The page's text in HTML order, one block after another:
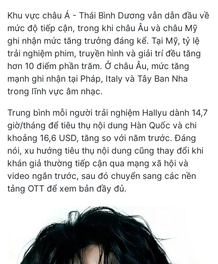
Khu vực châu Á - Thái Bình Dương vẫn dẫn đầu về
mức độ tiếp cận, trong khi châu Âu và châu Mỹ
ghi nhận mức tăng trưởng đáng kể. Tại Mỹ, tỷ lệ
trải nghiệm phim, truyền hình và giải trí đều tăng
hơn 10 điểm phần trăm. Ở châu Âu, mức tăng
mạnh ghi nhận tại Pháp, Italy và Tây Ban Nha
trong lĩnh vực âm nhạc.
Trung bình mỗi người trải nghiệm Hallyu dành 14,7
giờ/tháng để tiêu thụ nội dung Hàn Quốc và chi
khoảng 16,6 USD, tăng so với năm trước. Đáng
nói, xu hướng tiêu thụ nội dung cũng thay đổi khi
khán giả thường tiếp cận qua mạng xã hội và
video ngắn trước, sau đó chuyển sang các nền
tảng OTT để xem bản đầy đủ.